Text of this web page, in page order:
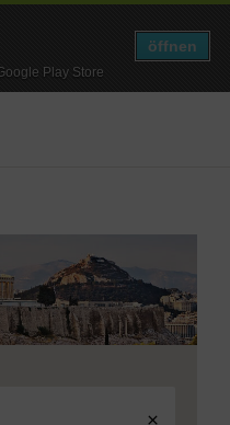
Play Store
öffnen